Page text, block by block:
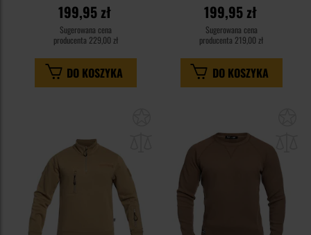
199,95 zł
Sugerowana cena
producenta 229,00 zł
DO KOSZYKA
199,95 zł
Sugerowana cena
producenta 219,00 zł
DO KOSZYKA
schowka